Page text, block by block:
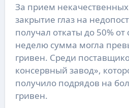
За прием
закрытие глаз на
получал откаты до 50%
неделю сумма могла
гривен. Среди
консервный завод»,
получило подрядов на
гривен.